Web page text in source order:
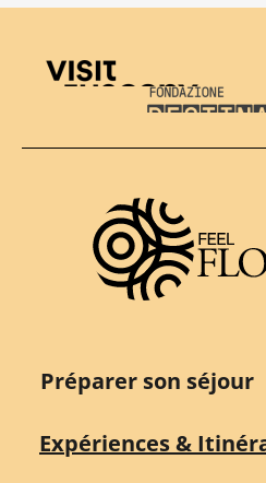
Visit Tuscany
Préparer son séjour
Expériences &